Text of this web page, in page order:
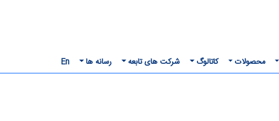
محصولات کاتالوگ شرکت های تابعه رسانه ها En